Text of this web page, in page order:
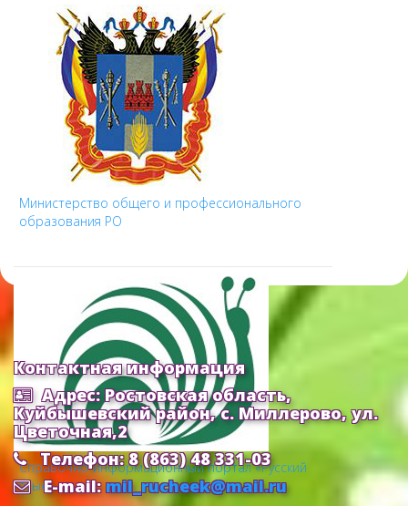
Министерство общего и профессионального
образования РО
Cправочно-информационный портал «Русский
язык»
Контактная информация
Адрес: Ростовская область,
Куйбышевский район, с. Миллерово, ул.
Цветочная,2
Телефон: 8 (863) 48 331-03
E-mail:mil_rucheek@mail.ru